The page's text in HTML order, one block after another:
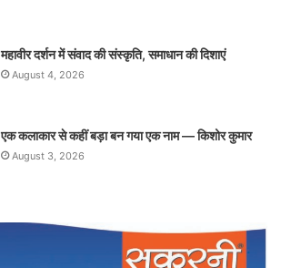
महावीर दर्शन में संवाद की संस्कृति, समाधान की दिशाएं
August 4, 2026
एक कलाकार से कहीं बड़ा बन गया एक नाम — किशोर कुमार
August 3, 2026